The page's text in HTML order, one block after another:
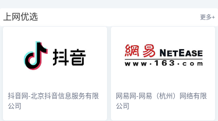
上网优选 更多+
抖音网-北京抖音信息服务有限
公司
网易网-网易（杭州）网络有限
公司